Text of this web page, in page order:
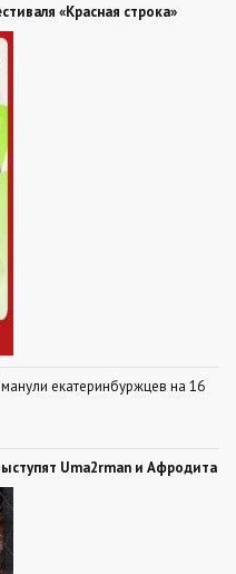
«Красная строка»
екатеринбуржцев на 16
Uma2rman и Афродита